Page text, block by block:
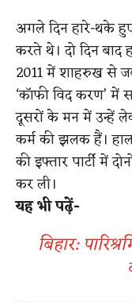
अगले दिन हारे-थके
करते थे। दो दिन बाद
2011 में शाहरुख से
‘कॉफी विद करण’
दूसरों के मन में उन्हें
कर्म की झलक हैं।
की इफ्तार पार्टी में
कर ली।
यह भी पढ़ें-
बिहार: